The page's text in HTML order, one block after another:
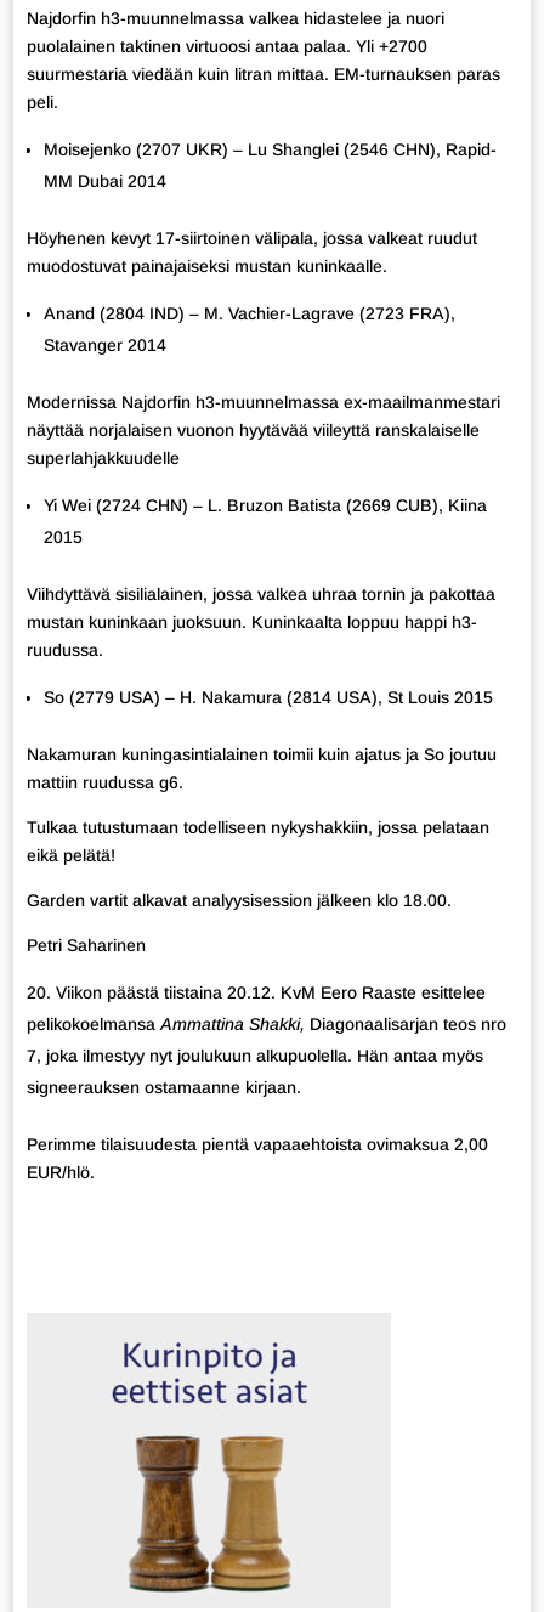
Najdorfin h3-muunnelmassa valkea hidastelee ja nuori
puolalainen taktinen virtuoosi antaa palaa. Yli +2700
suurmestaria viedään kuin litran mittaa. EM-turnauksen paras
peli.
Moisejenko (2707 UKR) – Lu Shanglei (2546 CHN), Rapid-
MM Dubai 2014
Höyhenen kevyt 17-siirtoinen välipala, jossa valkeat ruudut
muodostuvat painajaiseksi mustan kuninkaalle.
Anand (2804 IND) – M. Vachier-Lagrave (2723 FRA),
Stavanger 2014
Modernissa Najdorfin h3-muunnelmassa ex-maailmanmestari
näyttää norjalaisen vuonon hyytävää viileyttä ranskalaiselle
superlahjakkuudelle
Yi Wei (2724 CHN) – L. Bruzon Batista (2669 CUB), Kiina
2015
Viihdyttävä sisilialainen, jossa valkea uhraa tornin ja pakottaa
mustan kuninkaan juoksuun. Kuninkaalta loppuu happi h3-
ruudussa.
So (2779 USA) – H. Nakamura (2814 USA), St Louis 2015
Nakamuran kuningasintialainen toimii kuin ajatus ja So joutuu
mattiin ruudussa g6.
Tulkaa tutustumaan todelliseen nykyshakkiin, jossa pelataan
eikä pelätä!
Garden vartit alkavat analyysisession jälkeen klo 18.00.
Petri Saharinen
Viikon päästä tiistaina 20.12. KvM Eero Raaste esittelee
pelikokoelmansa Ammattina Shakki, Diagonaalisarjan teos nro
7, joka ilmestyy nyt joulukuun alkupuolella. Hän antaa myös
signeerauksen ostamaanne kirjaan.
Perimme tilaisuudesta pientä vapaaehtoista ovimaksua 2,00
EUR/hlö.